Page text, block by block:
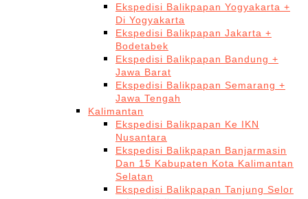
Ekspedisi Balikpapan Yogyakarta +
Di Yogyakarta
Ekspedisi Balikpapan Jakarta +
Bodetabek
Ekspedisi Balikpapan Bandung +
Jawa Barat
Ekspedisi Balikpapan Semarang +
Jawa Tengah
Kalimantan
Ekspedisi Balikpapan Ke IKN
Nusantara
Ekspedisi Balikpapan Banjarmasin
Dan 15 Kabupaten Kota Kalimantan
Selatan
Ekspedisi Balikpapan Tanjung Selor